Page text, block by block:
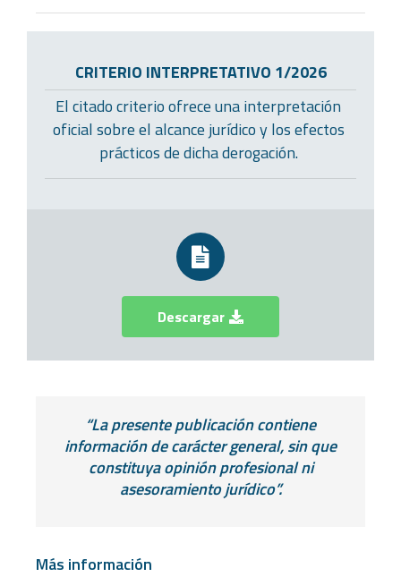
CRITERIO INTERPRETATIVO 1/2026
El citado criterio ofrece una interpretación
oficial sobre el alcance jurídico y los efectos
prácticos de dicha derogación.
Descargar
“La presente publicación contiene
información de carácter general, sin que
constituya opinión profesional ni
asesoramiento jurídico”.
Más información